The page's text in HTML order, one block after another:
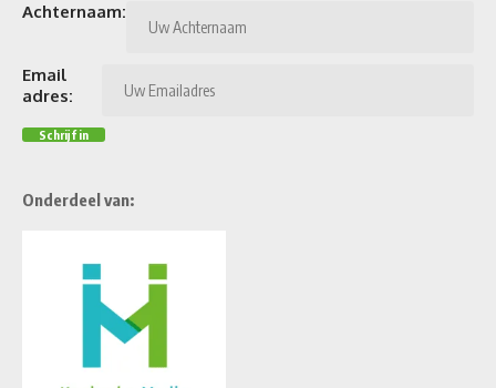
Achternaam:
Email
adres:
Onderdeel van: